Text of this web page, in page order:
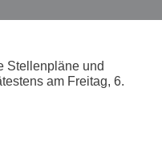
Stellenpläne und
am Freitag, 6.